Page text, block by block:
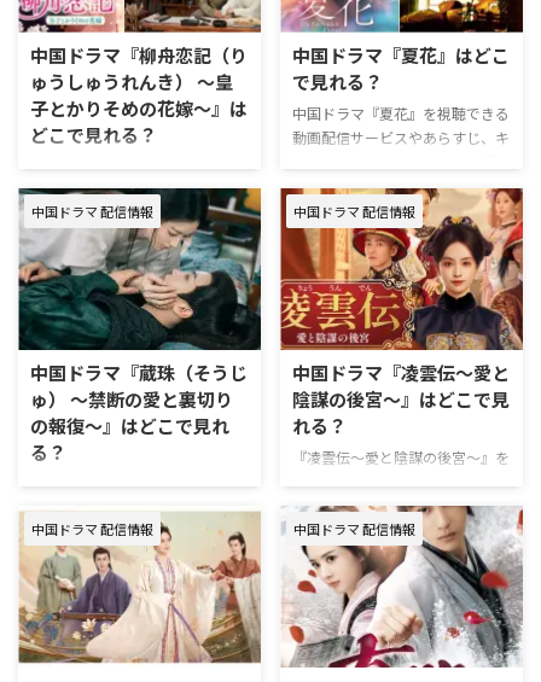
中国ドラマ『柳舟恋記（り
ゅうしゅうれんき） ～皇
子とかりそめの花嫁～』は
どこで見れる？
中国ドラマ『柳舟恋記（りゅうし
ゅうれんき） ～皇子とかりそめ
の花嫁～』を視聴できる動画配信
サービスやあらすじ、キャストな
どの情報をまとめた。 中国ドラ
マ『柳舟恋記（りゅうしゅうれん
き） ～皇子とかりそめの花嫁
～』配信情報 中国ドラマ『柳舟
皇子とかりそめの花嫁～』はU-
NEXTにて独占見放題配信中。 ＼
新規なら31日間無料／ 『柳舟恋
記』U-NEXT視聴ページ >>詳細
Hulu Netfli …
中国ドラマ『夏花』はどこ
で見れる？
中国ドラマ『夏花』を視聴できる
動画配信サービスやあらすじ、キ
ドラマ『夏花』視はどこで見れ
る？ 『夏花』はU-NEXTで独占見
放題配信中。 U-NEXTは、新規の
登録なら31日間無料で利用でき
る。無料期間中に解約すればお金
は一切かからない！ ＼新規なら
31日間無料／ 『夏花』U-NEXT視
聴ページ >>詳細 動画配信サービ
ス配信状況 U-NEXT Prime
Video※有料 Disney+ Hulu Netflix
中国ドラマ『夏花』作品情報
『夏花』は、美しく切ない愛の結
中国ドラマ 配信情報
中国ドラマ『蔵珠（そうじ
ゅ） ～禁断の愛と裏切り
の報復～』はどこで見れ
る？
『蔵珠（そうじゅ） ～禁断の愛
と裏切りの報復～』を視聴できる
動画配信サービスやあらすじ、キ
ャストなどの情報をまとめた。
中国ドラマ『蔵珠（そうじゅ）
～禁断の愛と裏切りの報復～』配
信情報 『蔵珠（そうじゅ） ～禁
断の愛と裏切りの報復～』はU-
中国ドラマ 配信情報
中国ドラマ『凌雲伝～愛と
陰謀の後宮～』はどこで見
れる？
『凌雲伝～愛と陰謀の後宮～』を
らすじ、キャストなどの情報をま
とめた。 中国ドラマ『凌雲伝～
愛と陰謀の後宮～』配信情報
『凌雲伝～愛と陰謀の後宮～』は
U-NEXT（ユーネクスト）で独占
見放題配信中。 U-NEXTは、新規
の登録なら31日間無料で利用で
きる。無料期間中に解約すればお
中国ドラマ 配信情報 中国ドラマ 配信情報